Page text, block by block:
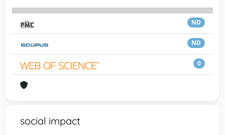
ND
ND
0
social impact